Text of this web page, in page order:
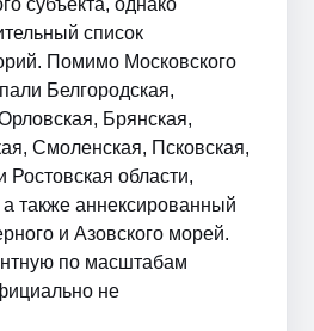
список
Помимо Московского
Белгородская,
Брянская,
Смоленская, Псковская,
Ростовская области,
также аннексированный
и Азовского морей.
по масштабам
не